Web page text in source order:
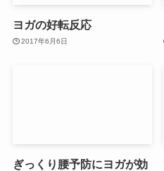
ヨガの好転反応
2017年6月6日
ぎっくり腰予防にヨガが効